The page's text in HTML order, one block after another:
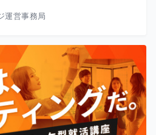
運営事務局